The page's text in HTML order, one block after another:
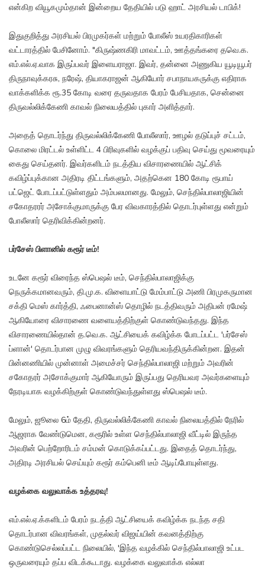
என்கிற வியூகமும்தான் இன்றைய தேதியில் படு ஹாட் அரசியல் டாபிக்!
இதுகுறித்து அரசியல் பிரமுகர்கள் மற்றும் போலீஸ் உயரதிகாரிகள்
வட்டாரத்தில் பேசினோம். "கிருஷ்ணகிரி மாவட்டம், ஊத்தங்கரை தவெ.க.
எம்.எல்.ஏ.வாக இருப்பவர் இளையராஜா. இவர், தன்னை அணுகிய யூடியூபர்
திருநாவுக்கரசு, நரேஷ், தியாகராஜன் ஆகியோர் சபாநாயகருக்கு எதிராக
வாக்களிக்க ரூ.35 கோடி வரை தருவதாக பேரம் பேசியதாக, சென்னை
திருவல்லிக்கேணி காவல் நிலையத்தில் புகார் அளித்தார்.
அதைத் தொடர்ந்து திருவல்லிக்கேணி போலீஸார், ஊழல் தடுப்புச் சட்டம்,
கொலை மிரட்டல் உள்ளிட்ட 4 பிரிவுகளில் வழக்குப் பதிவு செய்து மூவரையும்
கைது செய்தனர். இவர்களிடம் நடத்திய விசாரணையில் ஆட்சிக்
கவிழ்ப்புக்கான அதிரடி திட்டங்களும், அதற்கென 180 கோடி ரூபாய்
பட்ஜெட் போடப்பட்டுள்ளதும் அம்பலமானது. மேலும், செந்தில்பாலாஜியின்
சகோதரரர் அசோக்குமாருக்கு பேர விவகாரத்தில் தொடர்புள்ளது என்றும்
போலீஸார் தெரிவிக்கின்றனர்.
பர்சேஸ் பிளானில் கரூர் டீம்!
உடனே கரூர் விரைந்த ஸ்பெஷல் டீம், செந்தில்பாலாஜிக்கு
நெருக்கமானவரும், தி.மு.க. விளையாட்டு மேம்பாட்டு அணி பிரமுகருமான
சக்தி மெஸ் கார்த்தி, ஃபைனான்ஸ் தொழில் நடத்திவரும் அதிபன் ரமேஷ்
ஆகியோரை விசாரணை வளையத்திற்குள் கொண்டுவந்தது. இந்த
விசாரணையில்தான் த.வெ.க. ஆட்சியைக் கவிழ்க்க போடப்பட்ட 'பர்சேஸ்
ப்ளான்' தொடர்பான முழு விவரங்களும் தெரியவந்திருக்கின்றன. இதன்
பின்னணியில் முன்னாள் அமைச்சர் செந்தில்பாலாஜி மற்றும் அவரின்
சகோதரர் அசோக்குமார் ஆகியோரும் இருப்பது தெரியவர அவர்களையும்
நேரடியாக வழக்கிற்குள் கொண்டுவந்துள்ளது ஸ்பெஷல் டீம்.
மேலும், ஜூலை 6ம் தேதி, திருவல்லிக்கேணி காவல் நிலையத்தில் நேரில்
ஆஜராக வேண்டுமென, கரூரில் உள்ள செந்தில்பாலாஜி வீட்டில் இருந்த
அவரின் பெற்றோரிடம் சம்மன் கொடுக்கப்பட்டது. இதைத் தொடர்ந்து,
அதிரடி அரசியல் செய்யும் கரூர் கம்பெனி டீம் ஆடிப்போயுள்ளது.
வழக்கை வலுவாக்க உத்தரவு!
எம்.எல்.ஏ.க்களிடம் பேரம் நடத்தி ஆட்சியைக் கவிழ்க்க நடந்த சதி
தொடர்பான விவரங்கள், முதல்வர் விஜய்யின் கவனத்திற்கு
கொண்டுசெல்லப்பட்ட நிலையில், 'இந்த வழக்கில் செந்தில்பாலாஜி உட்பட
ஒருவரையும் தப்ப விடக்கூடாது. வழக்கை வலுவாக்க எல்லா